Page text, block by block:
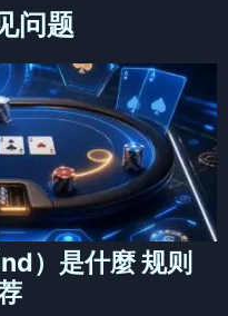
问题
）是什麼 规则